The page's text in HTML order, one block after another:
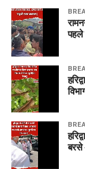
पहले
बरसे